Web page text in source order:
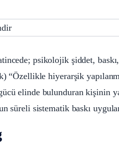
psikolojik şiddet,
“Özellikle hiyerarşik
elinde bulunduran kişinin
süreli sistematik baskı